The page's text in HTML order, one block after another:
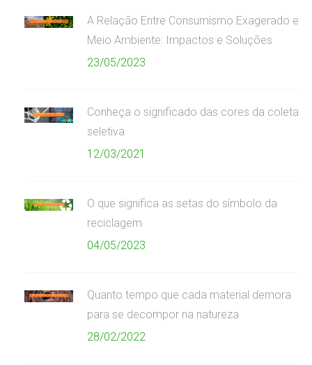
A Relação Entre Consumismo Exagerado e
Meio Ambiente: Impactos e Soluções
23/05/2023
Conheça o significado das cores da coleta
seletiva
12/03/2021
O que significa as setas do símbolo da
reciclagem
04/05/2023
Quanto tempo que cada material demora
para se decompor na natureza
28/02/2022